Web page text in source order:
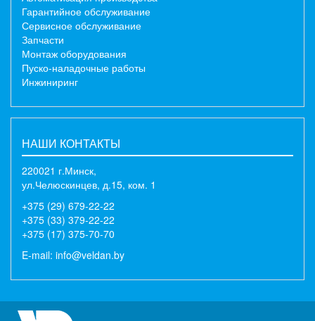
Гарантийное обслуживание
Сервисное обслуживание
Запчасти
Монтаж оборудования
Пуско-наладочные работы
Инжиниринг
НАШИ КОНТАКТЫ
220021 г.Минск,
ул.Челюскинцев, д.15, ком. 1
+375 (29) 679-22-22
+375 (33) 379-22-22
+375 (17) 375-70-70
E-mail: info@veldan.by